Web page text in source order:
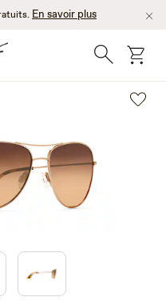
En savoir plus
Recherche